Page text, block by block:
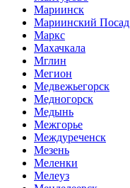
Мариинск
Мариинский Посад
Маркс
Махачкала
Мглин
Мегион
Медвежьегорск
Медногорск
Медынь
Межгорье
Междуреченск
Мезень
Меленки
Мелеуз